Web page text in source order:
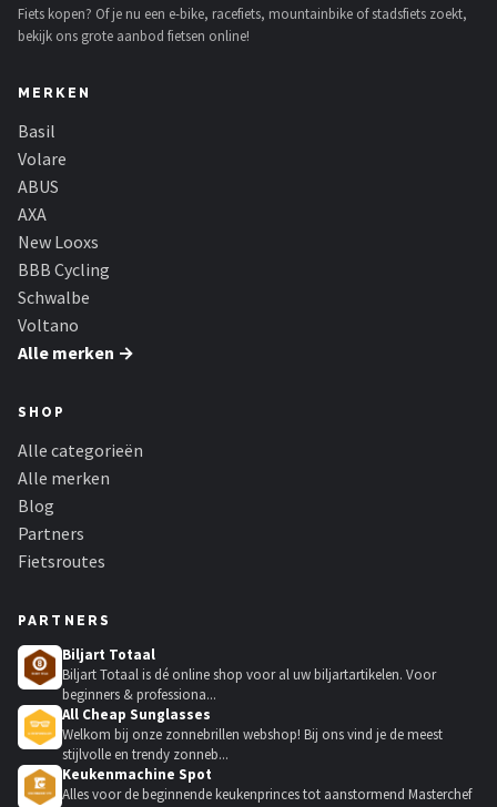
Fiets kopen? Of je nu een e-bike, racefiets, mountainbike of stadsfiets zoekt,
bekijk ons grote aanbod fietsen online!
MERKEN
Basil
Volare
ABUS
AXA
New Looxs
BBB Cycling
Schwalbe
Voltano
Alle merken →
SHOP
Alle categorieën
Alle merken
Blog
Partners
Fietsroutes
PARTNERS
Biljart Totaal
Biljart Totaal is dé online shop voor al uw biljartartikelen. Voor
beginners & professiona...
All Cheap Sunglasses
Welkom bij onze zonnebrillen webshop! Bij ons vind je de meest
stijlvolle en trendy zonneb...
Keukenmachine Spot
Alles voor de beginnende keukenprinces tot aanstormend Masterchef